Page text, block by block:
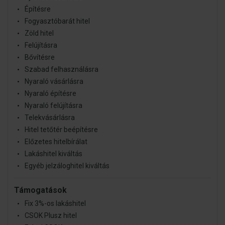
Ön által használt más szolgáltatásokból gyűjtöttek.
Építésre
Fogyasztóbarát hitel
Zöld hitel
Felújításra
Bővítésre
Szabad felhasználásra
Nyaraló vásárlásra
Nyaraló építésre
Nyaraló felújításra
Telekvásárlásra
Hitel tetőtér beépítésre
Előzetes hitelbírálat
Lakáshitel kiváltás
Egyéb jelzáloghitel kiváltás
Támogatások
Fix 3%-os lakáshitel
CSOK Plusz hitel